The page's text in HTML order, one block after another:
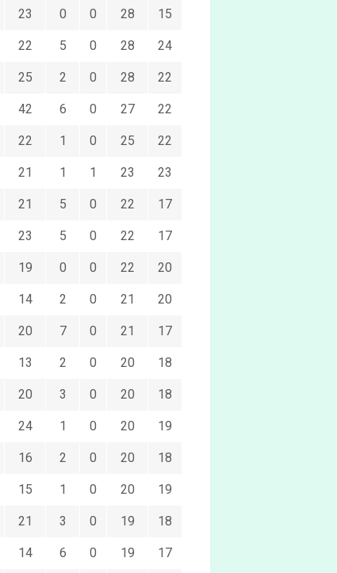
23 0 0 28 15
22 5 0 28 24
25 2 0 28 22
42 6 0 27 22
22 1 0 25 22
21 1 1 23 23
21 5 0 22 17
23 5 0 22 17
19 0 0 22 20
14 2 0 21 20
20 7 0 21 17
13 2 0 20 18
20 3 0 20 18
24 1 0 20 19
16 2 0 20 18
15 1 0 20 19
21 3 0 19 18
14 6 0 19 17